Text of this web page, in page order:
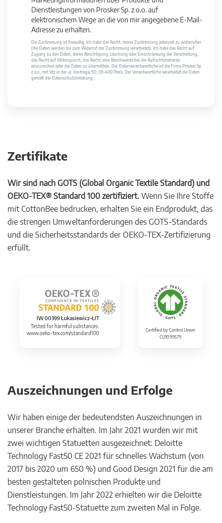
Dienstleistungen von Prosker Sp. z o.o. auf
elektronischem Wege an die von mir angegebene E-Mail-
Adresse zu erhalten.
Die Zustimmung ist freiwillig. Ich habe das Recht, meine Zustimmung jederzeit zu widerrufen
(die Daten werden bis zum Widerruf der Zustimmung verarbeitet). Ich habe das Recht auf
Zugang zu den Daten, deren Berichtigung, Löschung oder Einschränkung der Verarbeitung,
das Recht auf Widerspruch, das Recht, eine Beschwerde bei der Aufsichtsbehörde
einzureichen oder die Daten zu übermitteln. Der Datenverantwortliche ist die Firma Prosker Sp.
z o.o., mit Sitz in der ul. Kostrogaj 9D, 09-400 Płock. Der Verantwortliche verarbeitet die Daten
gemäß der Datenschutzerklärung.
Zertifikate
Wir sind nach GOTS (Global Organic Textile Standard) und
OEKO-TEX® Standard 100 zertifiziert. Wenn Sie Ihre Stoffe
mit CottonBee bedrucken, erhalten Sie ein Endprodukt, das
die strengen Umweltanforderungen des GOTS-Standards
und die Sicherheitsstandards der OEKO-TEX-Zertifizierung
erfüllt.
IW 00399 Łukasiewicz-ŁIT
Tested for harmful substances.
www.oeko-tex.com/standard100
Certified by Control Union
CU1099579
Auszeichnungen und Erfolge
Wir haben einige der bedeutendsten Auszeichnungen in
unserer Branche erhalten. Im Jahr 2021 wurden wir mit
zwei wichtigen Statuetten ausgezeichnet: Deloitte
Technology Fast50 CE 2021 für schnelles Wachstum (von
2017 bis 2020 um 650 %) und Good Design 2021 für die am
besten gestalteten polnischen Produkte und
Dienstleistungen. Im Jahr 2022 erhielten wir die Deloitte
Technology Fast50-Statuette zum zweiten Mal in Folge.